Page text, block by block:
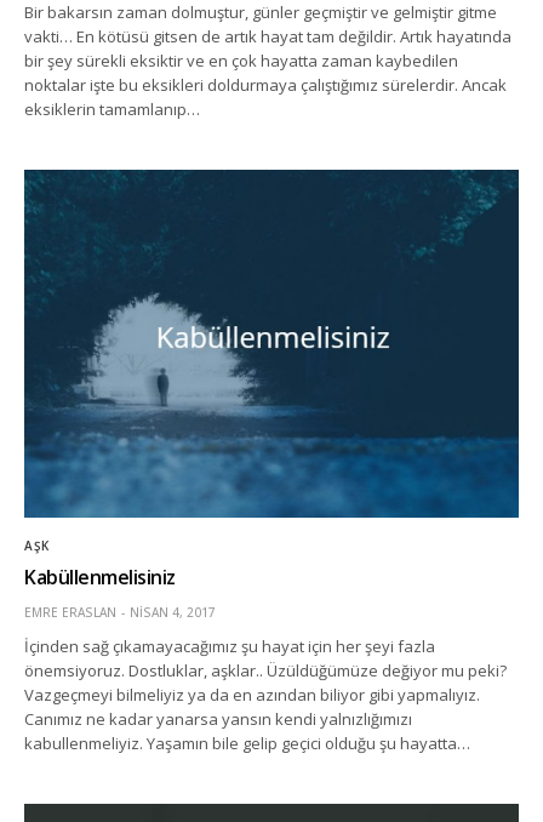
Bir bakarsın zaman dolmuştur, günler geçmiştir ve gelmiştir gitme
vakti… En kötüsü gitsen de artık hayat tam değildir. Artık hayatında
bir şey sürekli eksiktir ve en çok hayatta zaman kaybedilen
noktalar işte bu eksikleri doldurmaya çalıştığımız sürelerdir. Ancak
eksiklerin tamamlanıp…
AŞK
Kabüllenmelisiniz
EMRE ERASLAN NISAN 4, 2017
İçinden sağ çıkamayacağımız şu hayat için her şeyi fazla
önemsiyoruz. Dostluklar, aşklar.. Üzüldüğümüze değiyor mu peki?
Vazgeçmeyi bilmeliyiz ya da en azından biliyor gibi yapmalıyız.
Canımız ne kadar yanarsa yansın kendi yalnızlığımızı
kabullenmeliyiz. Yaşamın bile gelip geçici olduğu şu hayatta…